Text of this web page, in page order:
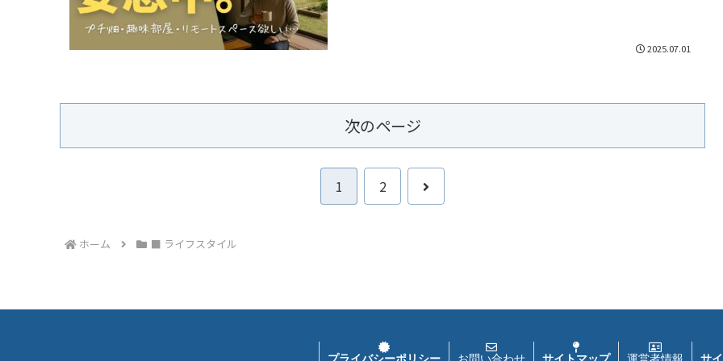
2025.07.01
次のページ
1 2
次
ホーム ■ ライフスタイル
プライバシーポリシー お問い合わせ サイトマップ 運営者情報 サ